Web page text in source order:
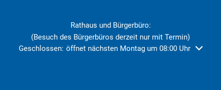
Rathaus und Bürgerbüro:
(Besuch des Bürgerbüros derzeit nur mit Termin)
Klicken, um weitere Öffnungs- oder Schließzeiten
Geschlossen: öffnet nächsten Montag um 08:00 Uhr